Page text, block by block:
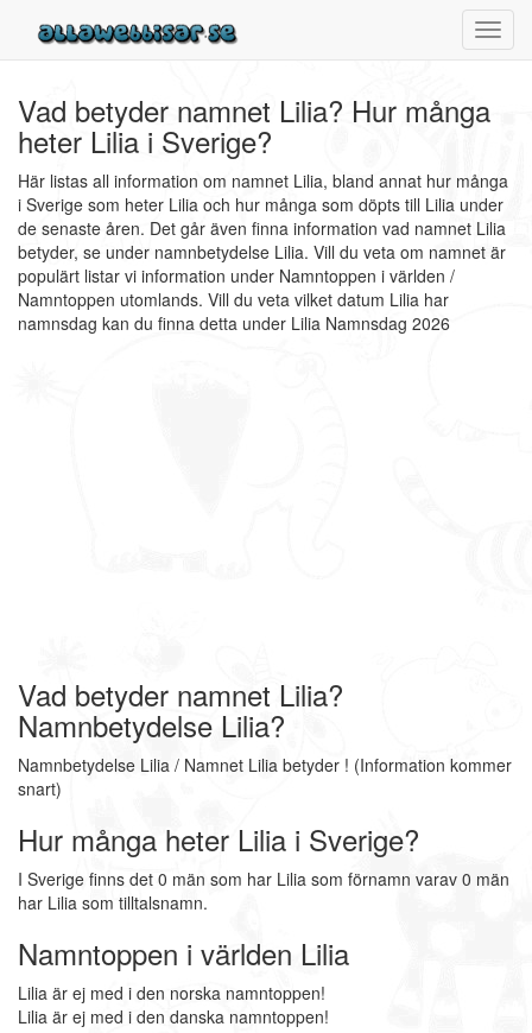
Vad betyder namnet Lilia? Hur många
heter Lilia i Sverige?
Här listas all information om namnet Lilia, bland annat hur många
i Sverige som heter Lilia och hur många som döpts till Lilia under
de senaste åren. Det går även finna information vad namnet Lilia
betyder, se under namnbetydelse Lilia. Vill du veta om namnet är
populärt listar vi information under Namntoppen i världen /
Namntoppen utomlands. Vill du veta vilket datum Lilia har
namnsdag kan du finna detta under Lilia Namnsdag 2026
Vad betyder namnet Lilia?
Namnbetydelse Lilia?
Namnbetydelse Lilia / Namnet Lilia betyder ! (Information kommer
snart)
Hur många heter Lilia i Sverige?
I Sverige finns det 0 män som har Lilia som förnamn varav 0 män
har Lilia som tilltalsnamn.
Namntoppen i världen Lilia
Lilia är ej med i den norska namntoppen!
Lilia är ej med i den danska namntoppen!